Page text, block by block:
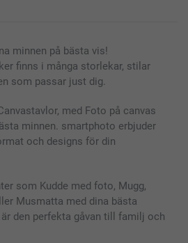
minnen på bästa vis!
finns i många storlekar, stilar
som passar just dig.
med Foto på canvas
minnen. smartphoto erbjuder
och designs för din
som Kudde med foto, Mugg,
Musmatta med dina bästa
den perfekta gåvan till familj och